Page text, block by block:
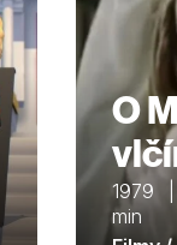
O
1979
min